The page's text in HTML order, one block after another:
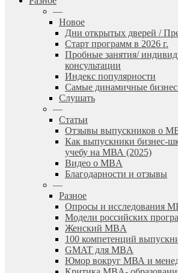
—
Новое
Дни открытых дверей /
Старт программ в 2026 г.
Пробные занятия/
консультации
Индекс популярности
Самые динамичные
Слушать
—
Статьи
Отзывы выпускников о
Как выпускники бизнес-
учебу на МВА (2025)
Видео о MBA
Благодарности и отзывы
—
Разное
Опросы и исследования
Модели российских
Женский MBA
100 компетенций
GMAT для MBA
Юмор вокруг МВА и